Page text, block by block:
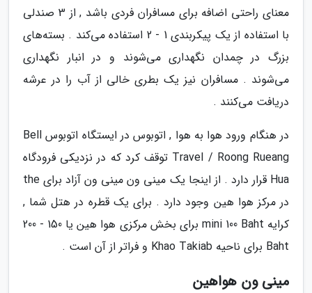
معنای راحتی اضافه برای مسافران فردی باشد , از 3 صندلی
با استفاده از یک پیکربندی 1 - 2 استفاده می‌کند . بسته‌های
بزرگ در چمدان نگهداری می‌شوند و در انبار نگهداری
می‌شوند . مسافران نیز یک بطری خالی از آب را در عرشه
دریافت می‌کنند .
در هنگام ورود هوا به هوا , اتوبوس در ایستگاه اتوبوس Bell
Travel / Roong Rueang توقف کرد که در نزدیکی فرودگاه
Hua قرار دارد . از اینجا یک مینی ون مینی ون آزاد برای the
در مرکز هوا هین وجود دارد . برای یک قطره در هتل شما ,
کرایه mini 100 Baht برای بخش مرکزی هوا هین یا 150 - 200
Baht برای ناحیه Khao Takiab و فراتر از آن است .
مینی ون هواهین